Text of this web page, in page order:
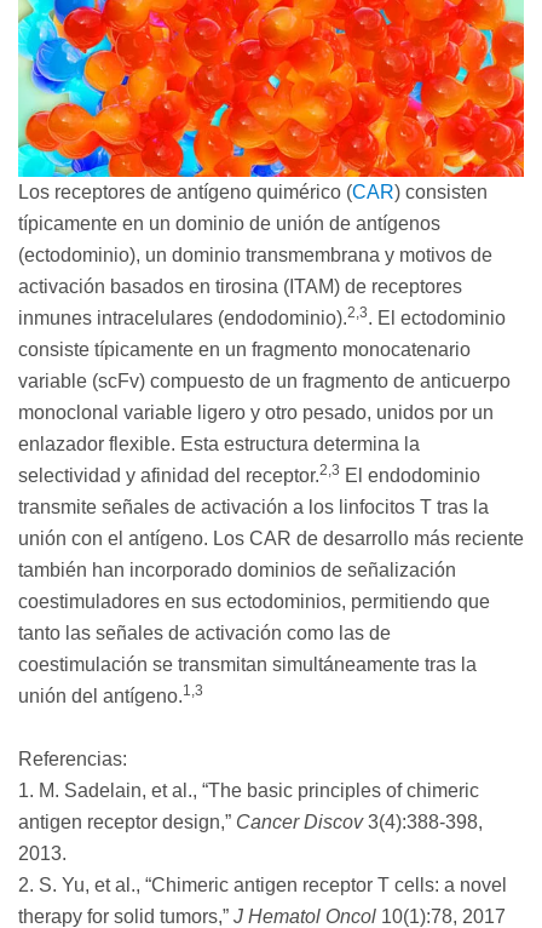
Los receptores de antígeno quimérico (CAR) consisten
típicamente en un dominio de unión de antígenos
(ectodominio), un dominio transmembrana y motivos de
activación basados en tirosina (ITAM) de receptores
inmunes intracelulares (endodominio).2,3. El ectodominio
consiste típicamente en un fragmento monocatenario
variable (scFv) compuesto de un fragmento de anticuerpo
monoclonal variable ligero y otro pesado, unidos por un
enlazador flexible. Esta estructura determina la
selectividad y afinidad del receptor.2,3 El endodominio
transmite señales de activación a los linfocitos T tras la
unión con el antígeno. Los CAR de desarrollo más reciente
también han incorporado dominios de señalización
coestimuladores en sus ectodominios, permitiendo que
tanto las señales de activación como las de
coestimulación se transmitan simultáneamente tras la
unión del antígeno.1,3
Referencias:
1. M. Sadelain, et al., “The basic principles of chimeric
antigen receptor design,” Cancer Discov3(4):388-398,
2013.
2. S. Yu, et al., “Chimeric antigen receptor T cells: a novel
therapy for solid tumors,” J Hematol Oncol 10(1):78, 2017